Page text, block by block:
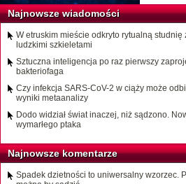
Najnowsze wiadomości
W etruskim mieście odkryto rytualną
ludzkimi szkieletami
Sztuczna inteligencja po raz pierwszy
bakteriofaga
Czy infekcja SARS-CoV-2 w ciąży może
wyniki metaanalizy
Dodo widział świat inaczej, niż sądzono.
wymarłego ptaka
Najnowsze komentarze
Spadek dzietności to uniwersalny wzorzec.